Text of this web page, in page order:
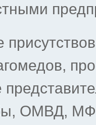
ОМВД,